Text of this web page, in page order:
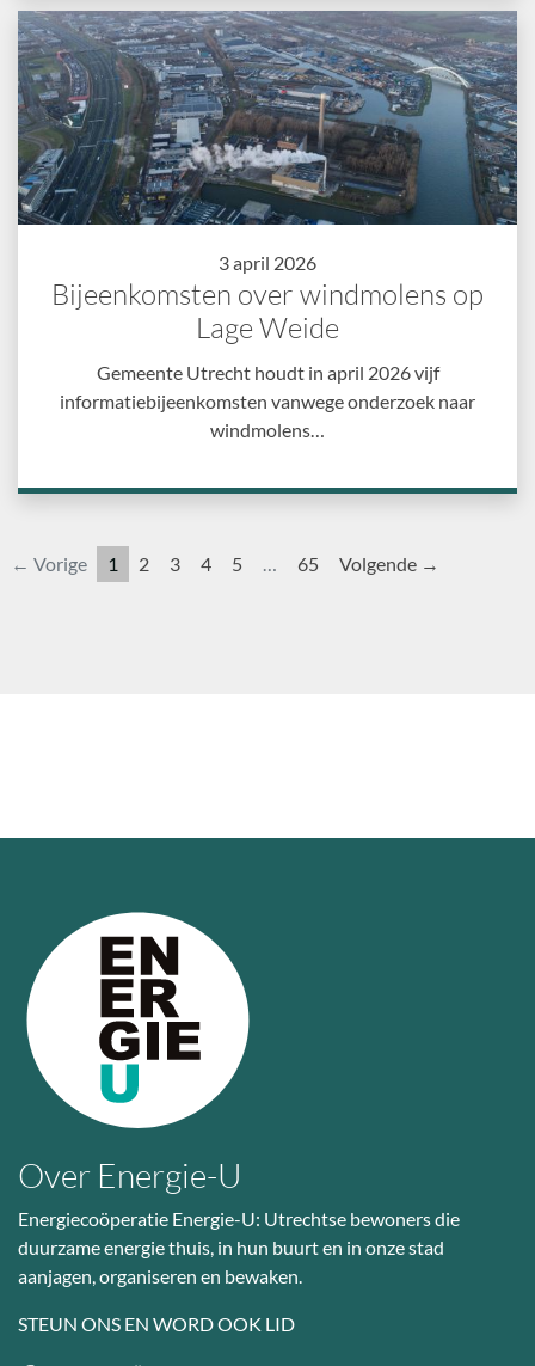
3 april 2026
Bijeenkomsten over windmolens op
Lage Weide
Gemeente Utrecht houdt in april 2026 vijf
informatiebijeenkomsten vanwege onderzoek naar
windmolens…
← Vorige 1 2 3 4 5 … 65 Volgende →
Over Energie-U
Energiecoöperatie Energie-U: Utrechtse bewoners die
duurzame energie thuis, in hun buurt en in onze stad
aanjagen, organiseren en bewaken.
STEUN ONS EN WORD OOK LID